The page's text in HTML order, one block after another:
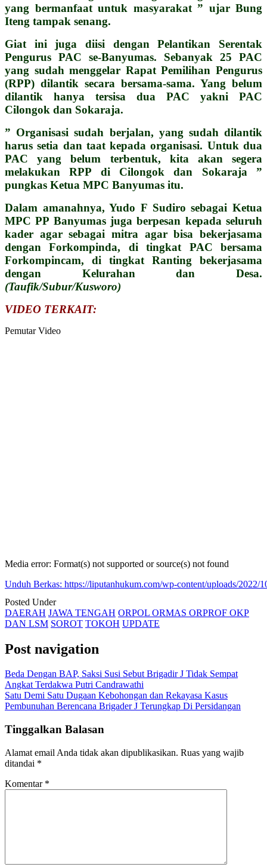
yang bermanfaat untuk masyarakat ” ujar Bung
Iteng tampak senang.
Giat ini juga diisi dengan Pelantikan Serentak
Pengurus PAC se-Banyumas. Sebanyak 25 PAC
yang sudah menggelar Rapat Pemilihan Pengurus
(RPP) dilantik secara bersama-sama. Yang belum
dilantik hanya tersisa dua PAC yakni PAC
Cilongok dan Sokaraja.
” Organisasi sudah berjalan, yang sudah dilantik
harus setia dan taat kepada organisasi. Untuk dua
PAC yang belum terbentuk, kita akan segera
melakukan RPP di Cilongok dan Sokaraja ”
pungkas Ketua MPC Banyumas itu.
Dalam amanahnya, Yudo F Sudiro sebagai Ketua
MPC PP Banyumas juga berpesan kepada seluruh
kader agar sebagai mitra agar bisa bekerjasama
dengan Forkompinda, di tingkat PAC bersama
Forkompincam, di tingkat Ranting bekerjasama
dengan Kelurahan dan Desa.
(Taufik/Subur/Kusworo)
VIDEO TERKAIT:
Pemutar Video
Media error: Format(s) not supported or source(s) not found
Unduh Berkas: https://liputanhukum.com/wp-content/uploads/
00:00
Posted Under
DAERAH JAWA TENGAH ORPOL ORMAS ORPROF OKP
DAN LSM SOROT TOKOH UPDATE
Post navigation
Beda Dengan BAP, Saksi Susi Sebut Brigadir J Tidak Sempat
Angkat Terdakwa Putri Candrawathi
Satu Demi Satu Dugaan Kebohongan dan Rekayasa Kasus
Pembunuhan Berencana Brigader J Terungkap Di Persidangan
Tinggalkan Balasan
Alamat email Anda tidak akan dipublikasikan. Ruas yang wajib
ditandai *
Komentar *